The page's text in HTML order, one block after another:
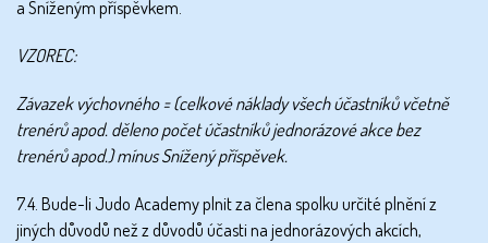
a Sníženým příspěvkem.
VZOREC:
Závazek výchovného = (celkové náklady všech účastníků včetně
trenérů apod. děleno počet účastníků jednorázové akce bez
trenérů apod.) mínus Snížený příspěvek.
7.4. Bude-li Judo Academy plnit za člena spolku určité plnění z
jiných důvodů než z důvodů účasti na jednorázových akcích,